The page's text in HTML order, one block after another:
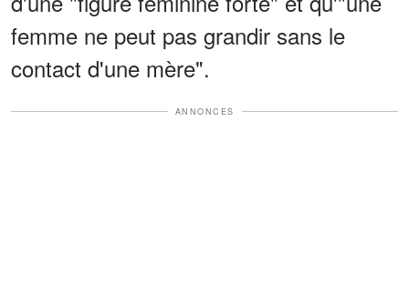
femme ne peut pas grandir sans le
contact d'une mère".
ANNONCES